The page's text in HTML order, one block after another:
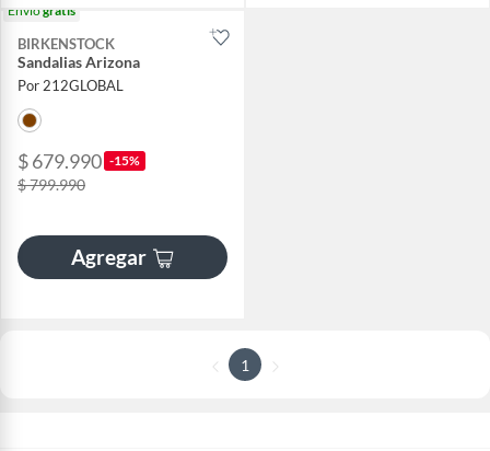
Envíogratis
BIRKENSTOCK
Sandalias Arizona
Por 212GLOBAL
$ 679.990 -15%
$ 799.990
Agregar
1